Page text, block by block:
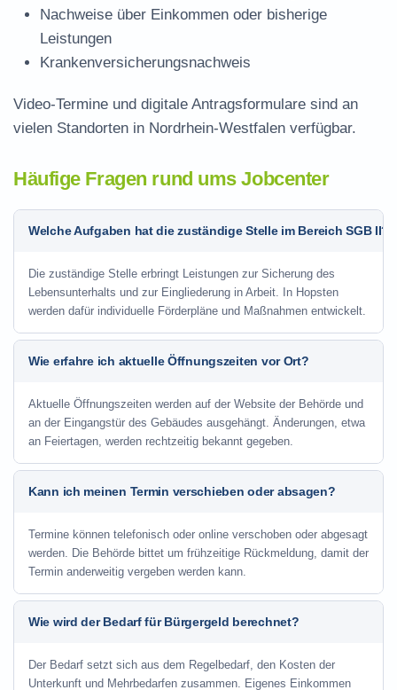
Nachweise über Einkommen oder bisherige
Leistungen
Krankenversicherungsnachweis
Video-Termine und digitale Antragsformulare sind an
vielen Standorten in Nordrhein-Westfalen verfügbar.
Häufige Fragen rund ums Jobcenter
Welche Aufgaben hat die zuständige Stelle im Bereich SGB II?
Die zuständige Stelle erbringt Leistungen zur Sicherung des
Lebensunterhalts und zur Eingliederung in Arbeit. In Hopsten
werden dafür individuelle Förderpläne und Maßnahmen entwickelt.
Wie erfahre ich aktuelle Öffnungszeiten vor Ort?
Aktuelle Öffnungszeiten werden auf der Website der Behörde und
an der Eingangstür des Gebäudes ausgehängt. Änderungen, etwa
an Feiertagen, werden rechtzeitig bekannt gegeben.
Kann ich meinen Termin verschieben oder absagen?
Termine können telefonisch oder online verschoben oder abgesagt
werden. Die Behörde bittet um frühzeitige Rückmeldung, damit der
Termin anderweitig vergeben werden kann.
Wie wird der Bedarf für Bürgergeld berechnet?
Der Bedarf setzt sich aus dem Regelbedarf, den Kosten der
Unterkunft und Mehrbedarfen zusammen. Eigenes Einkommen